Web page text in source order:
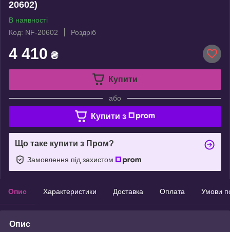
20602)
В наявності
Код: NF-20602
Роздріб
4 410 ₴
Купити
або
Купити з
Що таке купити з Пром?
Замовлення під захистом
Опис Характеристики Доставка Оплата Умови
Опис